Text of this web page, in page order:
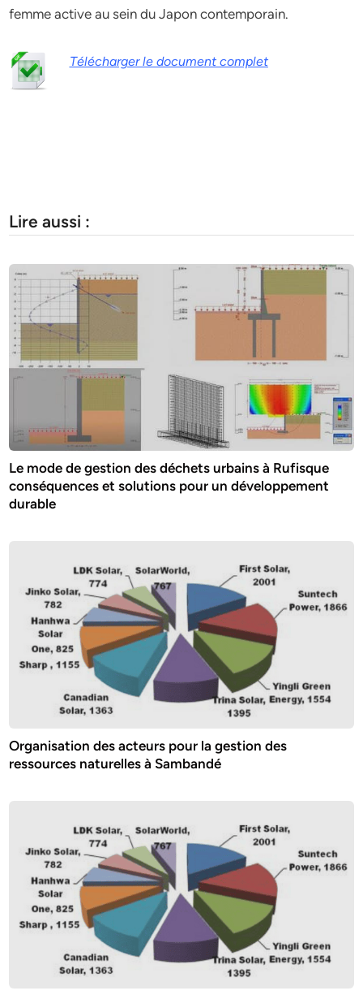
femme active au sein du Japon contemporain.
Télécharger le document complet
Lire aussi :
Le mode de gestion des déchets urbains à Rufisque
conséquences et solutions pour un développement
durable
Organisation des acteurs pour la gestion des
ressources naturelles à Sambandé